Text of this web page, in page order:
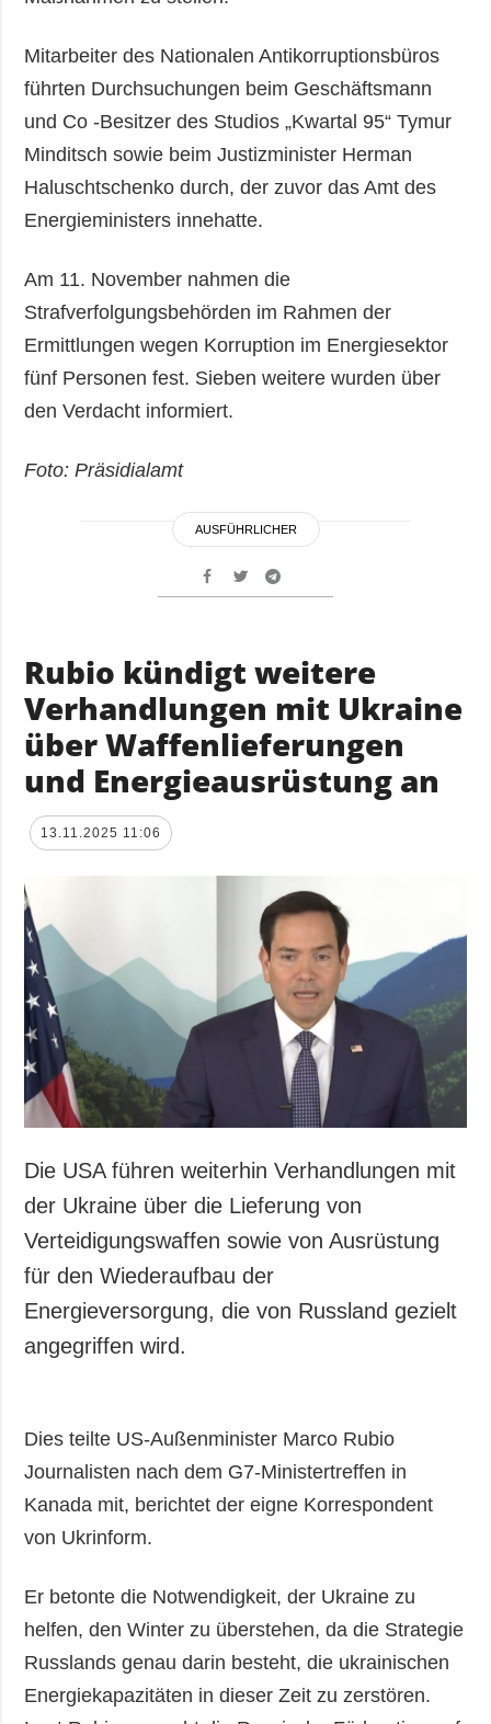
Mitarbeiter des Nationalen Antikorruptionsbüros
führten Durchsuchungen beim Geschäftsmann
und Co -Besitzer des Studios „Kwartal 95“ Tymur
Minditsch sowie beim Justizminister Herman
Haluschtschenko durch, der zuvor das Amt des
Energieministers innehatte.
Am 11. November nahmen die
Strafverfolgungsbehörden im Rahmen der
Ermittlungen wegen Korruption im Energiesektor
fünf Personen fest. Sieben weitere wurden über
den Verdacht informiert.
Foto: Präsidialamt
AUSFÜHRLICHER
Rubio kündigt weitere
Verhandlungen mit Ukraine
über Waffenlieferungen
und Energieausrüstung an
13.11.2025 11:06
Die USA führen weiterhin Verhandlungen mit
der Ukraine über die Lieferung von
Verteidigungswaffen sowie von Ausrüstung
für den Wiederaufbau der
Energieversorgung, die von Russland gezielt
angegriffen wird.
Dies teilte US-Außenminister Marco Rubio
Journalisten nach dem G7-Ministertreffen in
Kanada mit, berichtet der eigne Korrespondent
von Ukrinform.
Er betonte die Notwendigkeit, der Ukraine zu
helfen, den Winter zu überstehen, da die Strategie
Russlands genau darin besteht, die ukrainischen
Energiekapazitäten in dieser Zeit zu zerstören.